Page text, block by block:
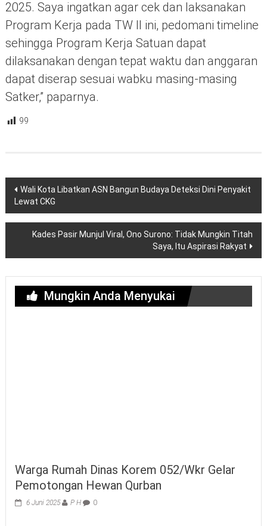
2025. Saya ingatkan agar cek dan laksanakan
Program Kerja pada TW II ini, pedomani timeline
sehingga Program Kerja Satuan dapat
dilaksanakan dengan tepat waktu dan anggaran
dapat diserap sesuai wabku masing-masing
Satker,” paparnya.
99
Navigasi
pos
Wali Kota Libatkan ASN Bangun Budaya Deteksi Dini Penyakit
Lewat CKG
Kades Pasir Munjul Viral, Ono Surono: Tidak Mungkin Titah
Saya, Itu Aspirasi Rakyat
Mungkin Anda Menyukai
Warga Rumah Dinas Korem 052/Wkr Gelar
Pemotongan Hewan Qurban
6 Juni 2025 P H 0